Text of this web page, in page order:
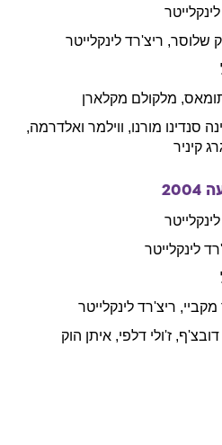
לינקלייטר
שלוסר, ריצ'רד לינקלייטר
, מלקולם מקלארן
סנדינו מורנו, ווילמר ואלדרמה,
קיניר
2004
לינקלייטר
לינקלייטר
מקביי, ריצ'רד לינקלייטר
דובצ'ף, ז'ולי דלפי, איתן הוק